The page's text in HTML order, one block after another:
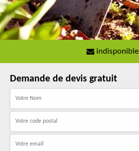
indisponible
Demande de devis gratuit